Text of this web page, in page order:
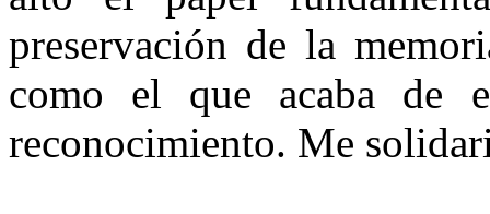
preservación de la
como el que acaba de
reconocimiento. Me